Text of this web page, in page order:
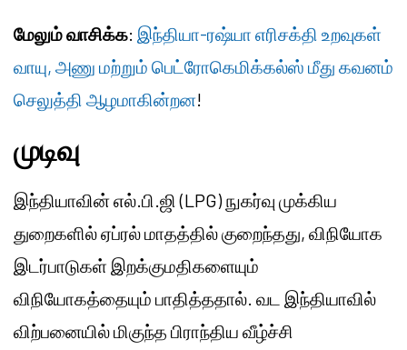
மேலும் வாசிக்க: இந்தியா-ரஷ்யா எரிசக்தி உறவுகள்
வாயு, அணு மற்றும் பெட்ரோகெமிக்கல்ஸ் மீது கவனம்
செலுத்தி ஆழமாகின்றன!
முடிவு
இந்தியாவின் எல்.பி.ஜி (LPG) நுகர்வு முக்கிய
துறைகளில் ஏப்ரல் மாதத்தில் குறைந்தது, விநியோக
இடர்பாடுகள் இறக்குமதிகளையும்
விநியோகத்தையும் பாதித்ததால். வட இந்தியாவில்
விற்பனையில் மிகுந்த பிராந்திய வீழ்ச்சி